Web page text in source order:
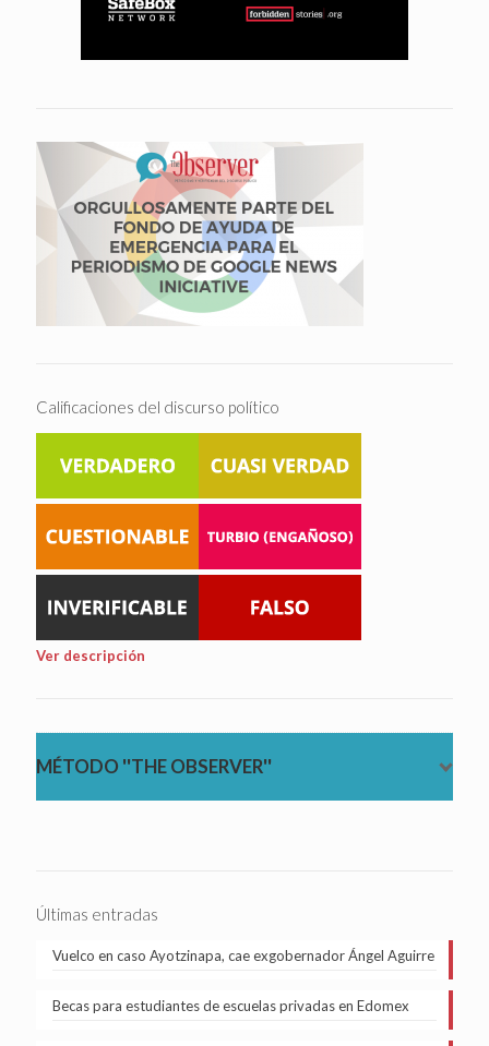
Calificaciones del discurso político
Ver descripción
MÉTODO ''THE OBSERVER''
Últimas entradas
Vuelco en caso Ayotzinapa, cae exgobernador Ángel Aguirre
Becas para estudiantes de escuelas privadas en Edomex